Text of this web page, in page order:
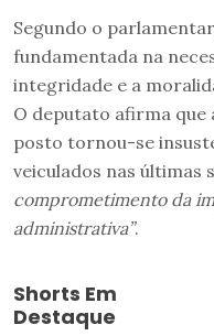
Segundo o
fundamentada na
integridade e a
O deputato afirma que
posto tornou-se
veiculados nas últimas
comprometimento da
administrativa”.
Shorts Em
Destaque